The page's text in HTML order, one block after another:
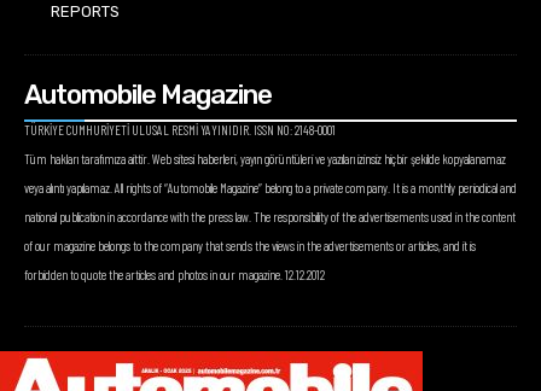
REPORTS
Automobile Magazine
TÜRKİYE CUMHURİYETİ ULUSAL RESMİ YAYINIDIR. ISSN NO: 2148-0001
Tüm hakları tarafımıza aittir. Web sitesi haberleri, yayın görüntüleri ve yazıları izinsiz hiçbir şekilde kopyalanamaz
veya alıntı yapılamaz. All rights of “Automobile Magazine” belong to a private company. It is a monthly periodical and
national publication in accordance with the press law. The responsibility of the advertisements used in the content
of our magazine belongs to the company that sends the views in the advertisements or articles, and it is
forbidden to quote the articles and photos in our magazine. 12.12.2012